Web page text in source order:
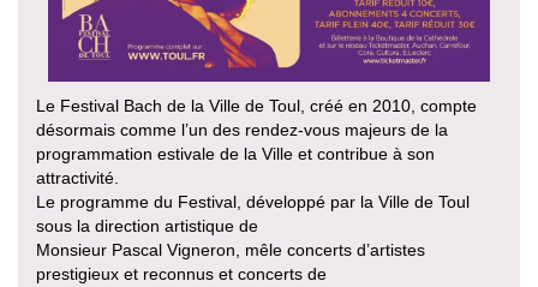
Le Festival Bach de la Ville de Toul, créé en 2010, compte
désormais comme l’un des rendez-vous majeurs de la
programmation estivale de la Ville et contribue à son
attractivité.
Le programme du Festival, développé par la Ville de Toul
sous la direction artistique de
Monsieur Pascal Vigneron, mêle concerts d’artistes
prestigieux et reconnus et concerts de